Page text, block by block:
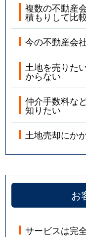
複数の不動産
積もりして比
今の不動産会
土地を売りた
からない
仲介手数料な
知りたい
土地売却にか
お
サービスは完